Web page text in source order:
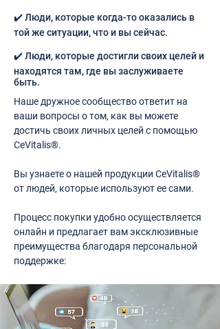
✔️ Люди, которые когда-то оказались в
той же ситуации, что и вы сейчас.
✔️ Люди, которые достигли своих целей и
находятся там, где вы заслуживаете
быть.
Наше дружное сообщество ответит на
ваши вопросы о том, как вы можете
достичь своих личных целей с помощью
CeVitalis®.
Вы узнаете о нашей продукции CeVitalis®
от людей, которые используют ее сами.
Процесс покупки удобно осуществляется
онлайн и предлагает вам эксклюзивные
преимущества благодаря персональной
поддержке: